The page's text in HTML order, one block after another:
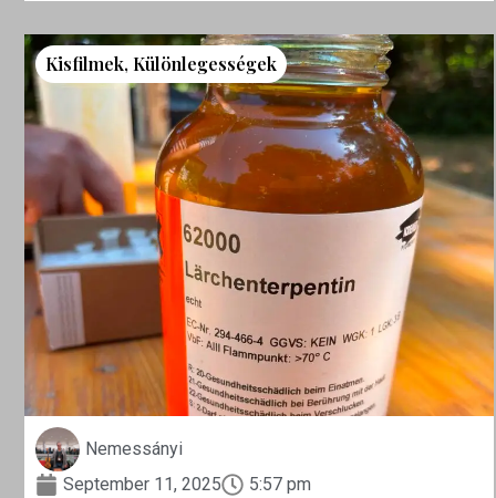
Kisfilmek, Különlegességek
Nemessányi
September 11, 2025
5:57 pm